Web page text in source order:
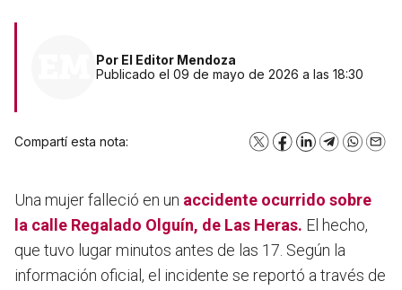
Por El Editor Mendoza
Publicado el 09 de mayo de 2026 a las 18:30
Compartí esta nota: X Facebook
LinkedInTelegram
Una mujer falleció en un accidente ocurrido sobre
la calle Regalado Olguín, de Las Heras. El hecho,
que tuvo lugar minutos antes de las 17. Según la
información oficial, el incidente se reportó a través de